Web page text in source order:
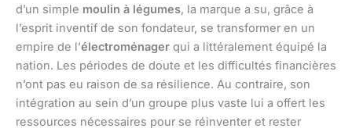
d’un simple moulin à légumes, la marque a su, grâce à
l’esprit inventif de son fondateur, se transformer en un
empire de l’électroménager qui a littéralement équipé la
nation. Les périodes de doute et les difficultés financières
n’ont pas eu raison de sa résilience. Au contraire, son
intégration au sein d’un groupe plus vaste lui a offert les
ressources nécessaires pour se réinventer et rester